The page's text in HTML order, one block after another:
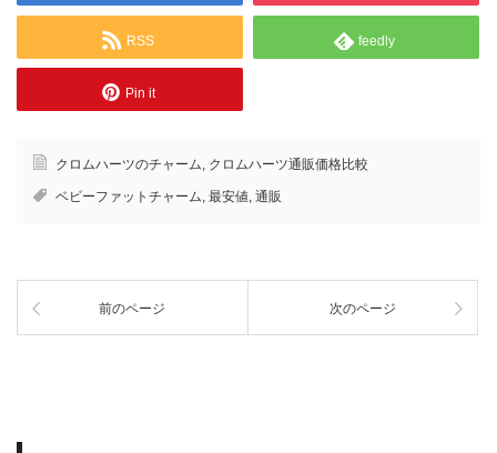
RSS feedly
Pin it
クロムハーツのチャーム, クロムハーツ通販価格比較
ベビーファットチャーム, 最安値, 通販
前のページ 次のページ